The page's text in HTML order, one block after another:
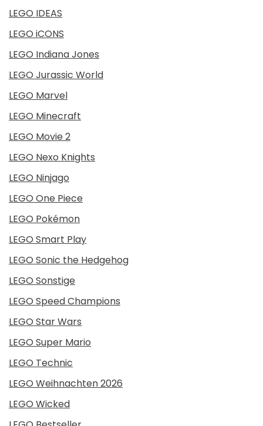
LEGO IDEAS
LEGO iCONS
LEGO Indiana Jones
LEGO Jurassic World
LEGO Marvel
LEGO Minecraft
LEGO Movie 2
LEGO Nexo Knights
LEGO Ninjago
LEGO One Piece
LEGO Pokémon
LEGO Smart Play
LEGO Sonic the Hedgehog
LEGO Sonstige
LEGO Speed Champions
LEGO Star Wars
LEGO Super Mario
LEGO Technic
LEGO Weihnachten 2026
LEGO Wicked